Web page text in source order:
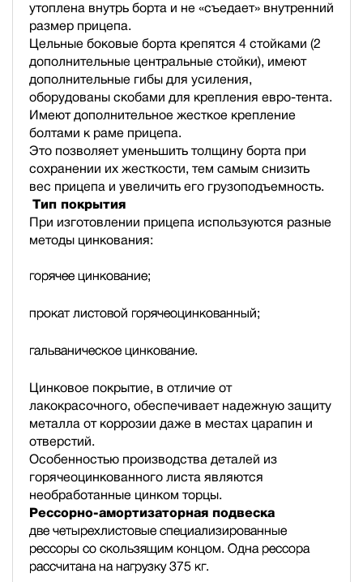
утоплена внутрь борта и не «съедает» внутренний
размер прицепа.
Цельные боковые борта крепятся 4 стойками (2
дополнительные центральные стойки), имеют
дополнительные гибы для усиления,
оборудованы скобами для крепления евро-тента.
Имеют дополнительное жесткое крепление
болтами к раме прицепа.
Это позволяет уменьшить толщину борта при
сохранении их жесткости, тем самым снизить
вес прицепа и увеличить его грузоподъемность.
Тип покрытия
При изготовлении прицепа используются разные
методы цинкования:
горячее цинкование;
прокат листовой горячеоцинкованный;
гальваническое цинкование.
Цинковое покрытие, в отличие от
лакокрасочного, обеспечивает надежную защиту
металла от коррозии даже в местах царапин и
отверстий.
Особенностью производства деталей из
горячеоцинкованного листа являются
необработанные цинком торцы.
Рессорно-амортизаторная подвеска
две четырехлистовые специализированные
рессоры со скользящим концом. Одна рессора
рассчитана на нагрузку 375 кг.